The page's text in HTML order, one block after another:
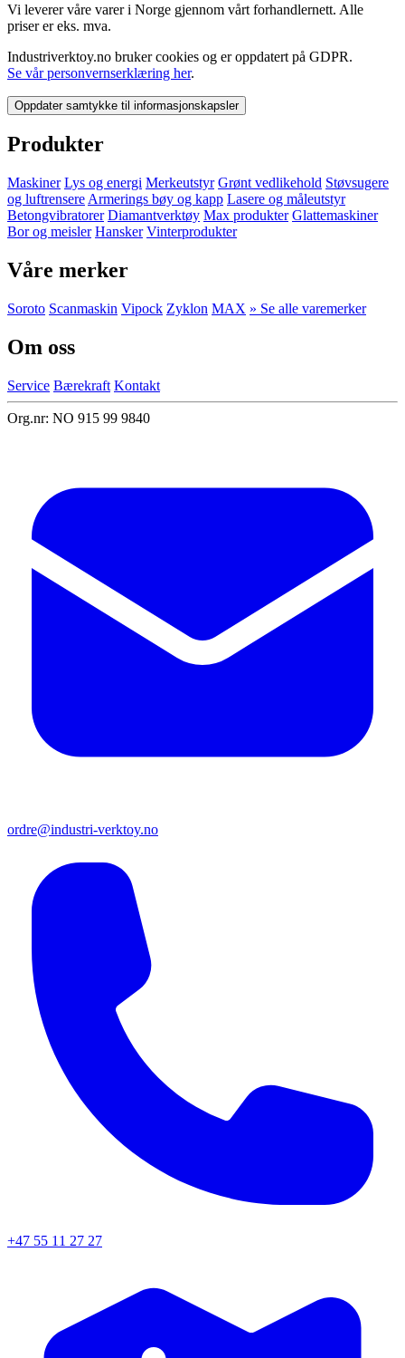
Vi leverer våre varer i Norge gjennom vårt forhandlernett. Alle
priser er eks. mva.
Industriverktoy.no bruker cookies og er oppdatert på GDPR.
Se vår personvernserklæring her.
Oppdater samtykke til informasjonskapsler
Produkter
Maskiner Lys og energi Merkeutstyr Grønt vedlikehold Støvsugere
og luftrensere Armerings bøy og kapp Lasere og måleutstyr
Betongvibratorer Diamantverktøy Max produkter Glattemaskiner
Bor og meisler Hansker Vinterprodukter
Våre merker
Soroto Scanmaskin Vipock Zyklon MAX » Se alle varemerker
Om oss
Service Bærekraft Kontakt
Org.nr: NO 915 99 9840
ordre@industri-verktoy.no
+47 55 11 27 27